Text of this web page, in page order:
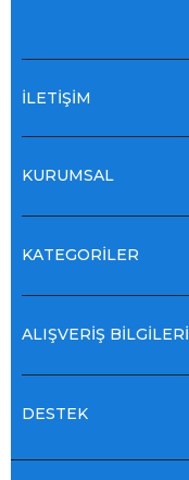
İLETİŞİM
KURUMSAL
KATEGORİLER
ALIŞVERİŞ BİLGİLERİ
DESTEK